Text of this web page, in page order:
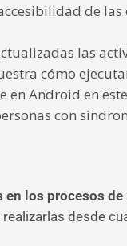
de
las
cómo
en Android en
con
en los procesos
desde